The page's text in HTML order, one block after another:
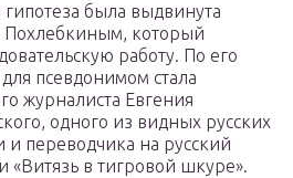
была выдвинута
который
работу. По его
псевдонимом стала
журналиста Евгения
одного из видных русских
и переводчика на русский
«Витязь в тигровой шкуре».